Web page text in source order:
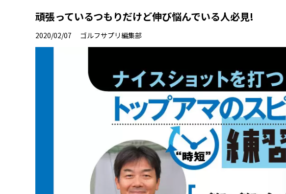
頑張っているつもりだけど伸び悩んでいる人必見!
2020/02/07 ゴルフサプリ編集部